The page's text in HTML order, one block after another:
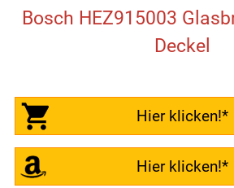
Bosch HEZ915003
Deckel
Hier klicken!*
Hier klicken!*